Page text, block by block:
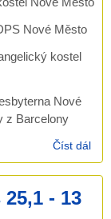
Nové Město
kostel
Nové
z Barcelony
Číst dál
- 13